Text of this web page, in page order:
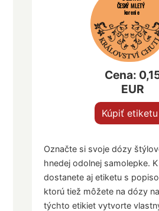
ČESKÝ MLETÝ
korenie
Cena:
EUR
Kúpiť etiketu
Označte si svoje dózy
hnedej odolnej samolepke.
dostanete aj etiketu s
ktorú tiež môžete na dózy
týchto etikiet vytvorte